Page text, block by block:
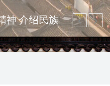
神 介绍民族
侨 坚持古为